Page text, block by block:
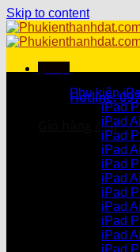
Skip to content
Hotline:
Giỏ hàng /0₫
Chưa có
Chưa có sản
Danh mục sản
Phụ kiện
iPad
iPad
iPad
iPad
iPad
iPad
iPad
iPad
iPad
iPad
iPad